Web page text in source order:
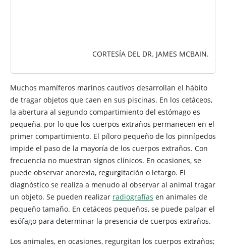
CORTESÍA DEL DR. JAMES MCBAIN.
Muchos mamíferos marinos cautivos desarrollan el hábito
de tragar objetos que caen en sus piscinas. En los cetáceos,
la abertura al segundo compartimiento del estómago es
pequeña, por lo que los cuerpos extraños permanecen en el
primer compartimiento. El píloro pequeño de los pinnípedos
impide el paso de la mayoría de los cuerpos extraños. Con
frecuencia no muestran signos clínicos. En ocasiones, se
puede observar anorexia, regurgitación o letargo. El
diagnóstico se realiza a menudo al observar al animal tragar
un objeto. Se pueden realizar radiografías en animales de
pequeño tamaño. En cetáceos pequeños, se puede palpar el
esófago para determinar la presencia de cuerpos extraños.
Los animales, en ocasiones, regurgitan los cuerpos extraños;